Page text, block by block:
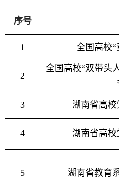
序号
1 全国高校“
2
全国高校“双带头
3 湖南省高校
4 湖南省高校
5 湖南省教育